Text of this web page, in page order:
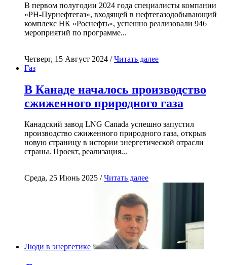
В первом полугодии 2024 года специалисты компании
«РН-Пурнефтегаз», входящей в нефтегазодобывающий
комплекс НК «Роснефть», успешно реализовали 946
мероприятий по программе...
Четверг, 15 Август 2024 /Читать далее
Газ
В Канаде началось производство
сжиженного природного газа
Канадский завод LNG Canada успешно запустил
производство сжиженного природного газа, открыв
новую страницу в истории энергетической отрасли
страны. Проект, реализация...
Среда, 25 Июнь 2025 /Читать далее
Люди в энергетике